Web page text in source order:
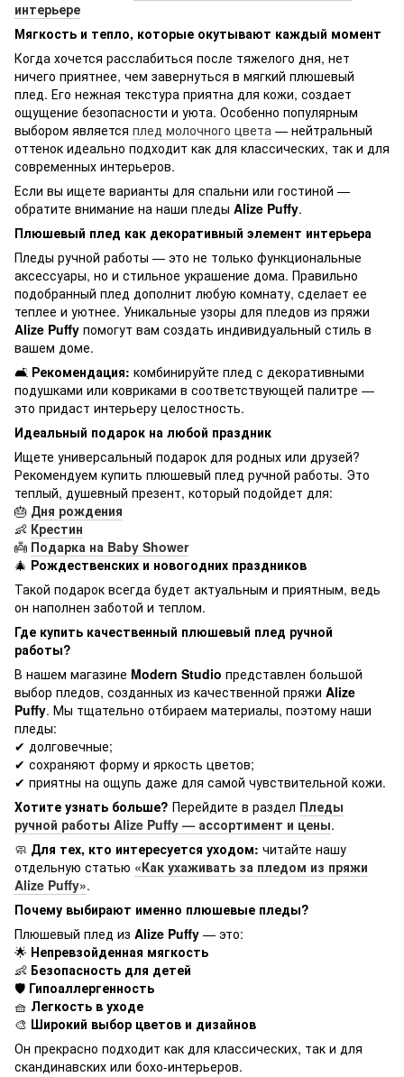
интерьере
Мягкость и тепло, которые окутывают каждый момент
Когда хочется расслабиться после тяжелого дня, нет
ничего приятнее, чем завернуться в мягкий плюшевый
плед. Его нежная текстура приятна для кожи, создает
ощущение безопасности и уюта. Особенно популярным
выбором является плед молочного цвета — нейтральный
оттенок идеально подходит как для классических, так и для
современных интерьеров.
Если вы ищете варианты для спальни или гостиной —
обратите внимание на наши пледы Alize Puffy.
Плюшевый плед как декоративный элемент интерьера
Пледы ручной работы — это не только функциональные
аксессуары, но и стильное украшение дома. Правильно
подобранный плед дополнит любую комнату, сделает ее
теплее и уютнее. Уникальные узоры для пледов из пряжи
Alize Puffy помогут вам создать индивидуальный стиль в
вашем доме.
🛋 Рекомендация: комбинируйте плед с декоративными
подушками или ковриками в соответствующей палитре —
это придаст интерьеру целостность.
Идеальный подарок на любой праздник
Ищете универсальный подарок для родных или друзей?
Рекомендуем купить плюшевый плед ручной работы. Это
теплый, душевный презент, который подойдет для:
🎂 Дня рождения
👶 Крестин
👼 Подарка на Baby Shower
🎄 Рождественских и новогодних праздников
Такой подарок всегда будет актуальным и приятным, ведь
он наполнен заботой и теплом.
Где купить качественный плюшевый плед ручной
работы?
В нашем магазине Modern Studio представлен большой
выбор пледов, созданных из качественной пряжи Alize
Puffy. Мы тщательно отбираем материалы, поэтому наши
пледы:
✔ долговечные;
✔ сохраняют форму и яркость цветов;
✔ приятны на ощупь даже для самой чувствительной кожи.
Хотите узнать больше? Перейдите в раздел Пледы
ручной работы Alize Puffy — ассортимент и цены.
🧼 Для тех, кто интересуется уходом: читайте нашу
отдельную статью «Как ухаживать за пледом из пряжи
Alize Puffy».
Почему выбирают именно плюшевые пледы?
Плюшевый плед из Alize Puffy — это:
🌟 Непревзойденная мягкость
👶 Безопасность для детей
🛡 Гипоаллергенность
🧺 Легкость в уходе
🎨 Широкий выбор цветов и дизайнов
Он прекрасно подходит как для классических, так и для
скандинавских или бохо-интерьеров.